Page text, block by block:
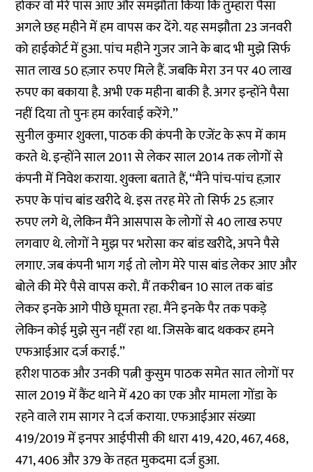
होकर वो मेरे पास आए और समझौता किया कि तुम्हारा पैसा
अगले छह महीने में हम वापस कर देंगे. यह समझौता 23 जनवरी
को हाईकोर्ट में हुआ. पांच महीने गुजर जाने के बाद भी मुझे सिर्फ
सात लाख 50 हज़ार रुपए मिले हैं. जबकि मेरा उन पर 40 लाख
रुपए का बकाया है. अभी एक महीना बाकी है. अगर इन्होंने पैसा
नहीं दिया तो पुनः हम कार्रवाई करेंगे.’’
सुनील कुमार शुक्ला, पाठक की कंपनी के एजेंट के रूप में काम
करते थे. इन्होंने साल 2011 से लेकर साल 2014 तक लोगों से
कंपनी में निवेश कराया. शुक्ला बताते हैं, ‘‘मैंने पांच-पांच हज़ार
रुपए के पांच बांड खरीदे थे. इस तरह मेरे तो सिर्फ 25 हज़ार
रुपए लगे थे, लेकिन मैंने आसपास के लोगों से 40 लाख रुपए
लगवाए थे. लोगों ने मुझ पर भरोसा कर बांड खरीदे, अपने पैसे
लगाए. जब कंपनी भाग गई तो लोग मेरे पास बांड लेकर आए और
बोले की मेरे पैसे वापस करो. मैं तकरीबन 10 साल तक बांड
लेकर इनके आगे पीछे घूमता रहा. मैंने इनके पैर तक पकड़े
लेकिन कोई मुझे सुन नहीं रहा था. जिसके बाद थककर हमने
एफआईआर दर्ज कराई.’’
हरीश पाठक और उनकी पत्नी कुसुम पाठक समेत सात लोगों पर
साल 2019 में कैंट थाने में 420 का एक और मामला गोंडा के
रहने वाले राम सागर ने दर्ज कराया. एफआईआर संख्या
419/2019 में इनपर आईपीसी की धारा 419, 420, 467, 468,
471, 406 और 379 के तहत मुकदमा दर्ज हुआ.